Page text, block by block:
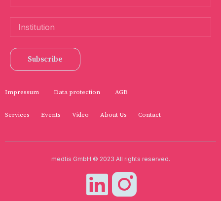
Subscribe
Impressum Data protection AGB
Services Events Video About Us Contact
medtis GmbH © 2023 All rights reserved.